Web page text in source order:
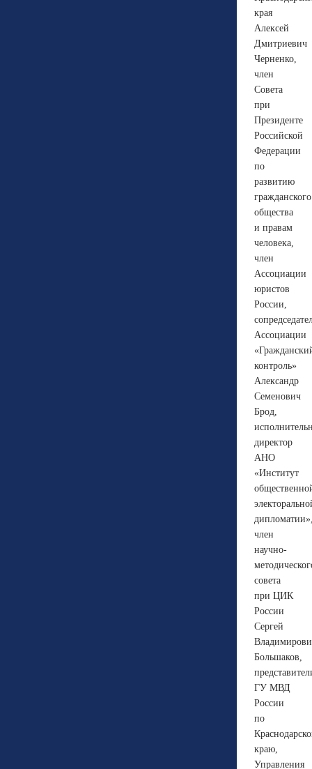
края
Алексей
Дмитриевич
Черненко,
член
Совета
при
Президенте
Российской
Федерации
по
развитию
гражданского
общества
и правам
человека,
член
Ассоциации
юристов
России,
Ассоциации
контроль»
Александр
Семенович
Брод,
директор
АНО
«Институт
член
научно-
совета
при ЦИК
России
Сергей
Большаков,
ГУ МВД
России
по
краю,
Управления